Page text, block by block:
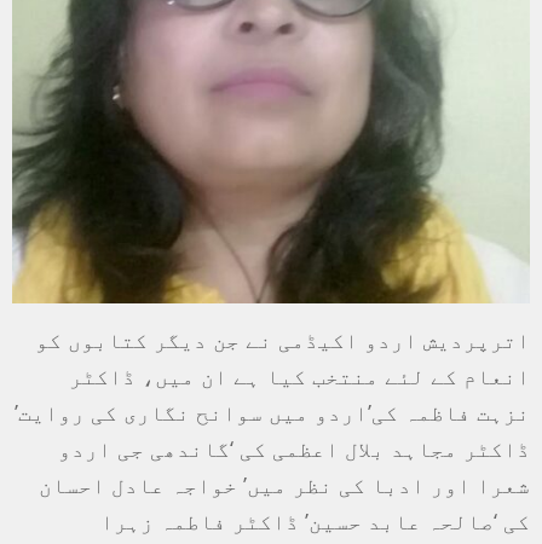
اترپردیش اردو اکیڈمی نے جن دیگر کتابوں کو
انعام کے لئے منتخب کیا ہے ان میں، ڈاکٹر
نزہت فاظمہ کی’اردو میں سوانح نگاری کی روایت’
ڈاکٹر مجاہد بلال اعظمی کی ‘گاندھی جی اردو
شعرا اور ادبا کی نظر میں’ خواجہ عادل احسان
کی ‘صالحہ عابد حسین’ ڈاکٹر فاطمہ زہرا